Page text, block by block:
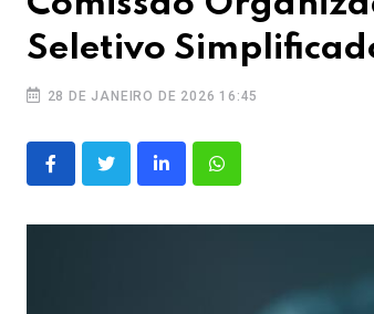
Seletivo
28 DE JANEIRO DE 2026 16:45